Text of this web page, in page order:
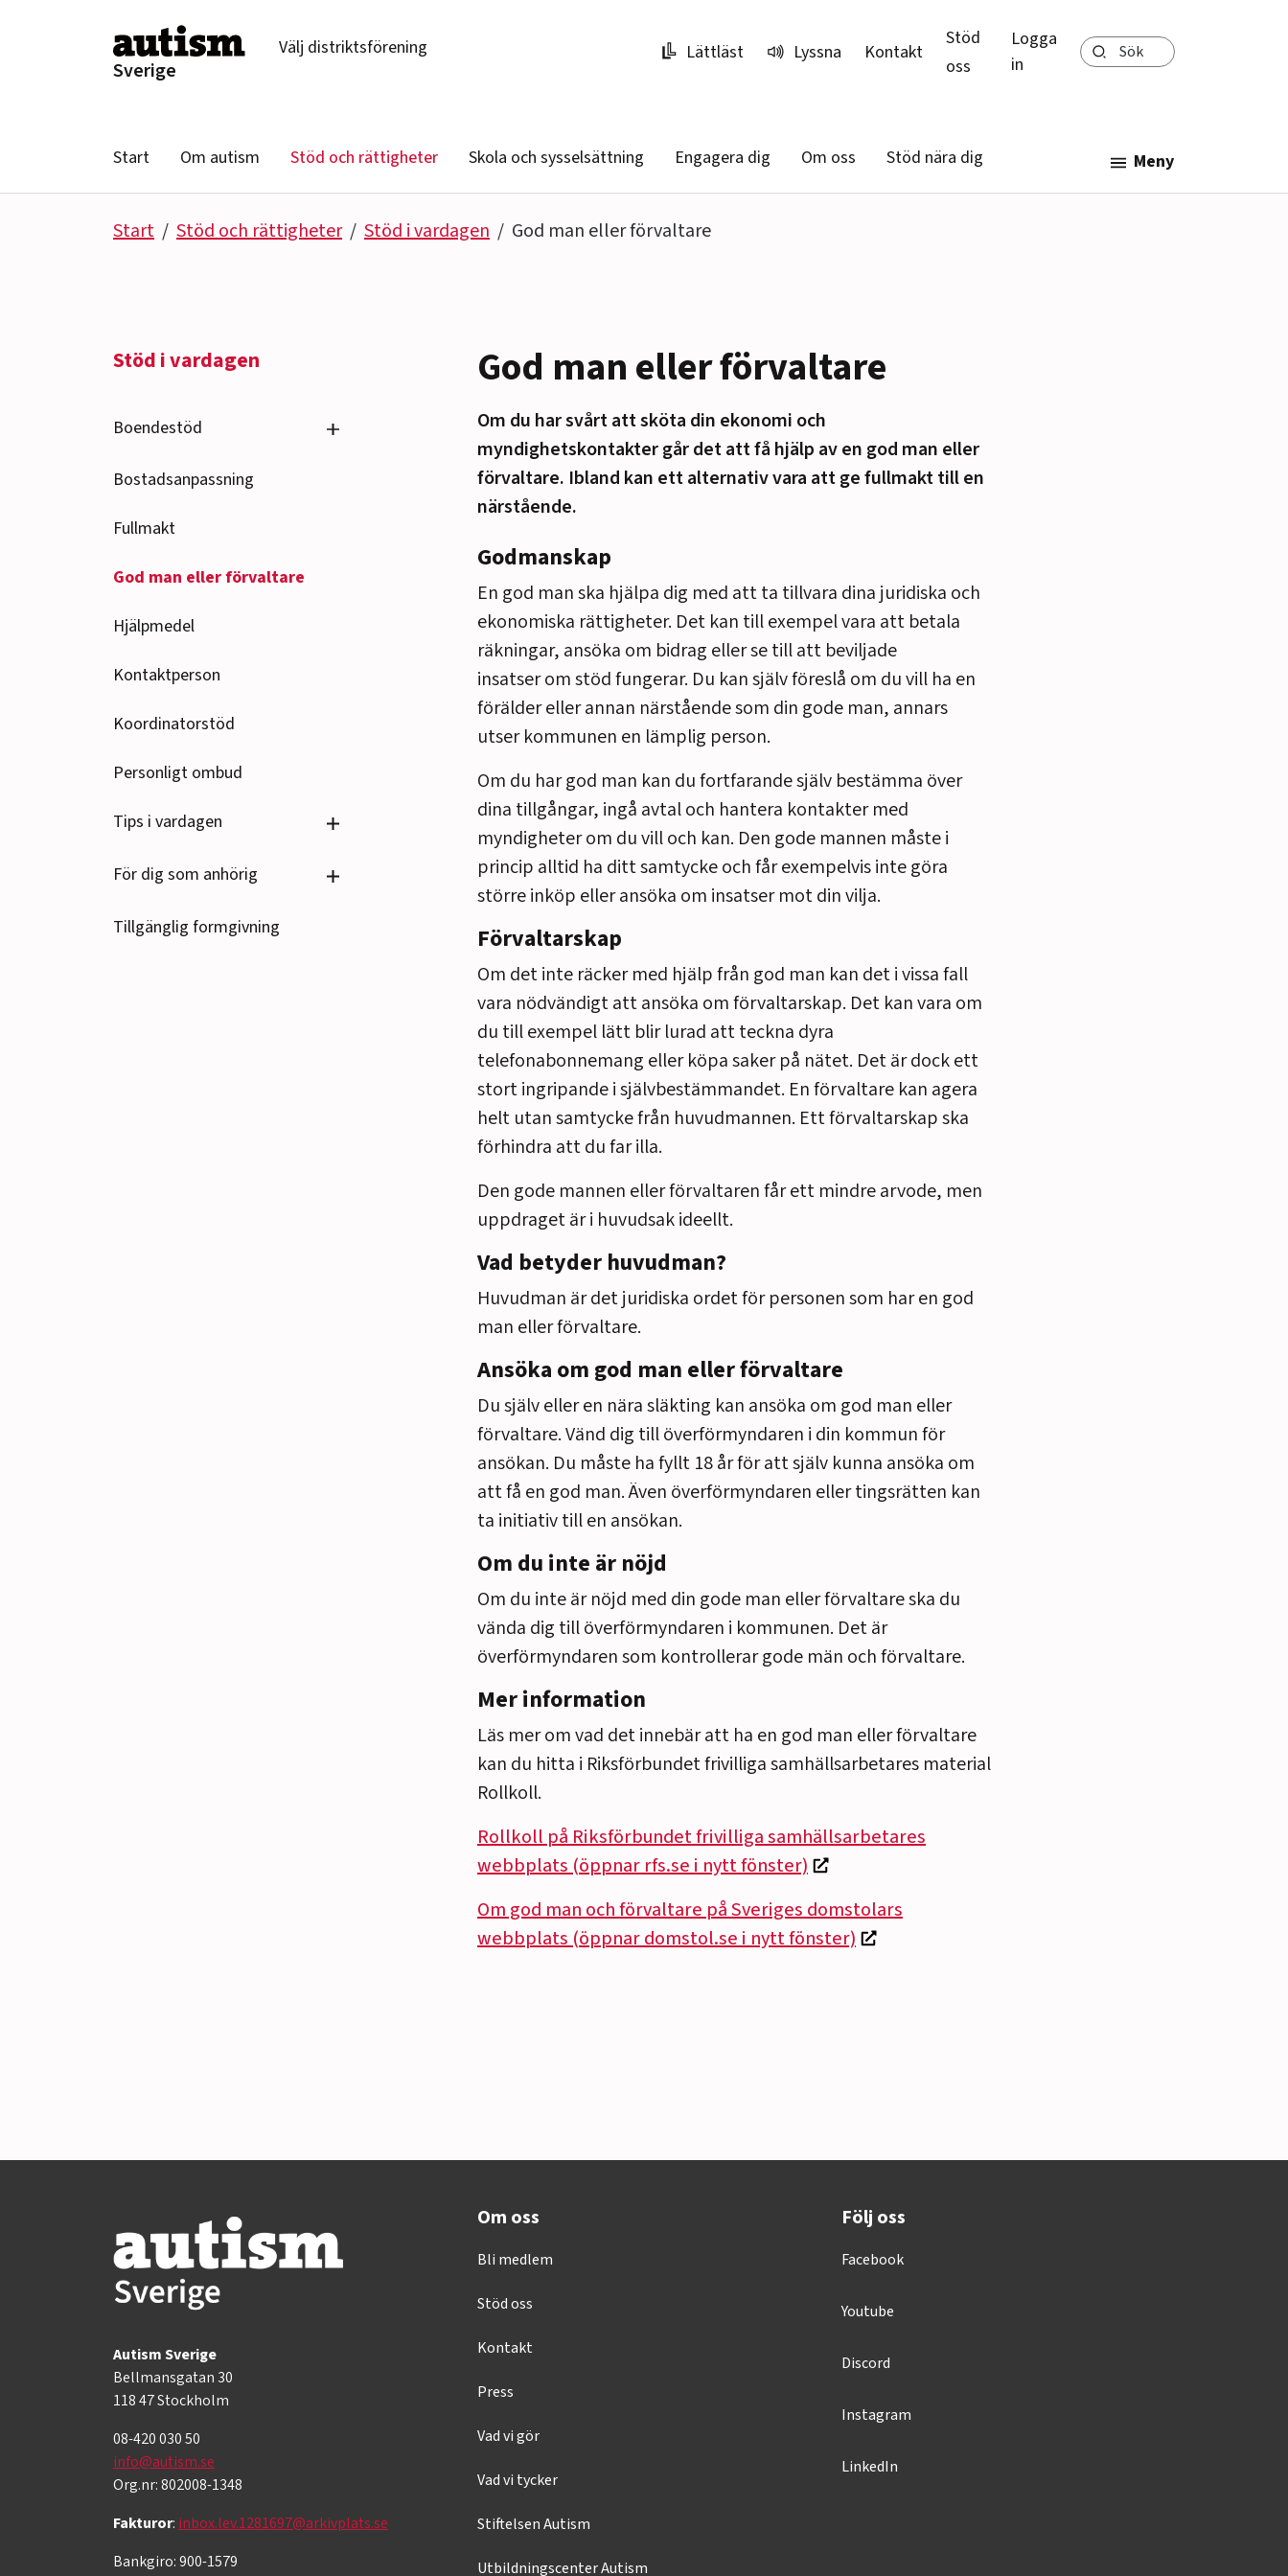
Sverige
Välj distriktsförening Lättläst Lyssna Kontakt
Stöd
oss
Logga
in
Sök
Start Om autism Stöd och rättigheter Skola och sysselsättning Engagera dig Om oss Stöd nära dig Meny
Start Stöd och rättigheter Stöd i vardagen God man eller förvaltare
Stöd i vardagen
Boendestöd Se undersidor
Bostadsanpassning
Fullmakt
God man eller förvaltare
Hjälpmedel
Kontaktperson
Koordinatorstöd
Personligt ombud
Tips i vardagen Se undersidor
För dig som anhörig Se undersidor
Tillgänglig formgivning
God man eller förvaltare
Om du har svårt att sköta din ekonomi och
myndighetskontakter går det att få hjälp av en god man eller
förvaltare. Ibland kan ett alternativ vara att ge fullmakt till en
närstående.
Godmanskap
En god man ska hjälpa dig med att ta tillvara dina juridiska och
ekonomiska rättigheter. Det kan till exempel vara att betala
räkningar, ansöka om bidrag eller se till att beviljade
insatserom stödfungerar. Du kan själv föreslå om du vill ha en
förälder eller annan närståendesom din gode man, annars
utser kommunen en lämplig person.
Om du har god man kan dufortfarande själv bestämma över
dina tillgångar, ingå avtal och hantera kontakter med
myndigheter om duvill och kan. Den gode mannen måste i
princip alltid ha ditt samtycke och får exempelvis inte göra
större inköp eller ansöka om insatser motdinvilja.
Förvaltarskap
Om det inte räcker med hjälp från god man kan det i vissa fall
vara nödvändigt att ansöka om förvaltarskap. Det kan vara om
du till exempel lätt blir lurad att teckna dyra
telefonabonnemang eller köpa saker på nätet. Det är dock ett
stort ingripande i självbestämmandet. En förvaltare kan agera
helt utan samtycke från huvudmannen. Ett förvaltarskapska
förhindra att du far illa.
Den gode mannen eller förvaltaren får ett mindre arvode, men
uppdraget är i huvudsak ideellt.
Vad betyder huvudman?
Huvudman är det juridiska ordet för personen som har en god
man eller förvaltare.
Ansöka om god man eller förvaltare
Du själv eller en nära släkting kan ansöka om god man eller
förvaltare.Vänd dig till överförmyndaren i din kommun för
ansökan. Du måste ha fyllt 18 årför att själv kunna ansöka om
att få en god man. Även överförmyndaren eller tingsrätten kan
ta initiativ till en ansökan.
Om du inte är nöjd
Om du inte är nöjd med din gode man eller förvaltareska du
vända dig till överförmyndaren i kommunen. Det är
överförmyndaren som kontrollerargode män och förvaltare.
Mer information
Läs mer om vad det innebär att ha en god man eller förvaltare
kan du hitta i Riksförbundet frivilliga samhällsarbetares material
Rollkoll.
Rollkoll på Riksförbundet frivilliga samhällsarbetares
webbplats (öppnar rfs.se i nytt fönster)
Om god man och förvaltare på Sveriges domstolars
webbplats (öppnar domstol.se i nytt fönster)
Autism Sverige
Bellmansgatan 30
118 47 Stockholm
08-420 030 50
info@autism.se
Org.nr: 802008-1348
Fakturor: inbox.lev.1281697@arkivplats.se
Bankgiro: 900-1579
Om oss
Bli medlem
Stöd oss
Kontakt
Press
Vad vi gör
Vad vi tycker
Stiftelsen Autism
Utbildningscenter Autism
Följ oss
Facebook
Youtube
Discord
Instagram
LinkedIn